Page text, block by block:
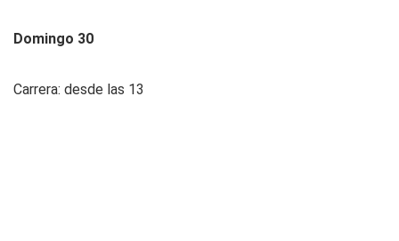
Domingo 30
Carrera: desde las 13